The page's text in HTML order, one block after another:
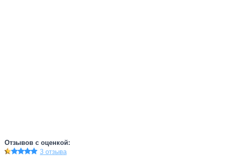
Отзывов с оценкой:
3 отзыва